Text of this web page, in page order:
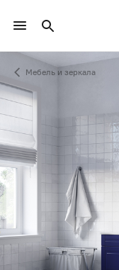
Мебель и зеркала